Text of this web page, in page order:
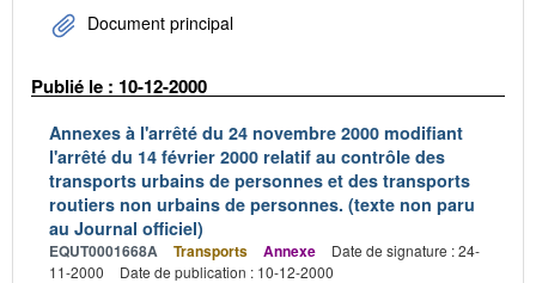
Document principal
Publié le : 10-12-2000
Annexes à l'arrêté du 24 novembre 2000 modifiant
l'arrêté du 14 février 2000 relatif au contrôle des
transports urbains de personnes et des transports
routiers non urbains de personnes. (texte non paru
au Journal officiel)
EQUT0001668A Transports Annexe
Date de signature : 24-
11-2000
Date de publication : 10-12-2000